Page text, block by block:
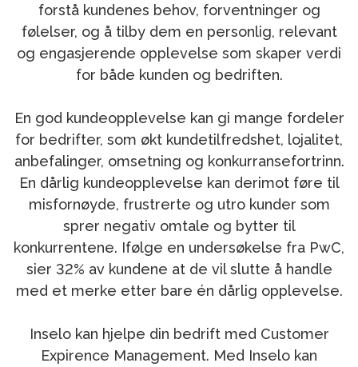
forstå kundenes behov, forventninger og
følelser, og å tilby dem en personlig, relevant
og engasjerende opplevelse som skaper verdi
for både kunden og bedriften.
En god kundeopplevelse kan gi mange fordeler
for bedrifter, som økt kundetilfredshet, lojalitet,
anbefalinger, omsetning og konkurransefortrinn.
En dårlig kundeopplevelse kan derimot føre til
misfornøyde, frustrerte og utro kunder som
sprer negativ omtale og bytter til
konkurrentene. Ifølge en undersøkelse fra PwC,
sier 32% av kundene at de vil slutte å handle
med et merke etter bare én dårlig opplevelse.
Inselo kan hjelpe din bedrift med Customer
Expirence Management. Med Inselo kan